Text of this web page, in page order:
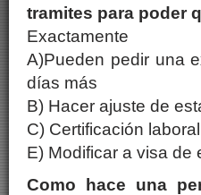
tramites para poder
Exactamente
A)Pueden pedir una
días más
B) Hacer ajuste de
C) Certificación
E) Modificar a visa de
Como hace una